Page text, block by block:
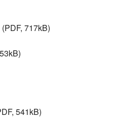
(PDF, 717kB)
541kB)